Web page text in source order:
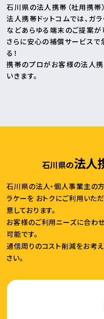
石川県の法人携帯（社用携帯
法人携帯ドットコムでは、ガ
などあらゆる端末のご提案が
さらに安心の補償サービス
る！
携帯のプロがお客様の法人携
いきます。
石川県の法人
石川県の法人・個人事業主の方
ラケーを おトクにご利用いた
意しております。
お客様のご利用ニーズに合わ
可能です。
通信周りのコスト削減をお考
さい。